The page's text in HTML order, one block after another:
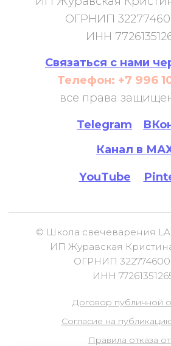
© Школа свечеварения LACIRE.SCHOOL
ИП Журавская Кристина Юрьевна
ОГРНИП 322774600015151
Политика конфидациальности
рекламных материалов
Согласие на публикацию отзывов
Договор публичной оферты
Согласие на обработку персональных данных
Связаться с нами через e-mail
YouTube Pinterest